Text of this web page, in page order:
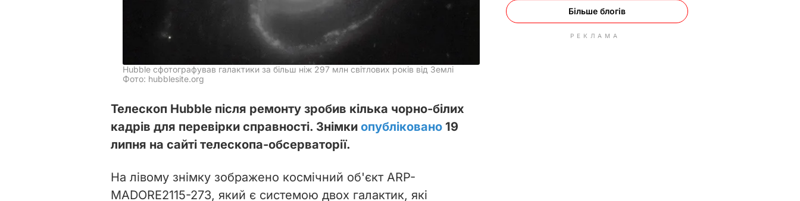
Hubble сфотографував галактики за більш ніж 297 млн світлових років від Землі
Фото: hubblesite.org
Телескоп Hubble після ремонту зробив кілька чорно-білих
кадрів для перевірки справності. Знімки опубліковано 19
липня на сайті телескопа-обсерваторії.
На лівому знімку зображено космічний об'єкт ARP-
MADORE2115-273, який є системою двох галактик, які
Більше блогів
РЕКЛАМА